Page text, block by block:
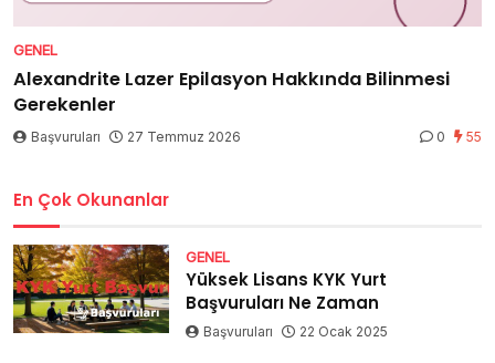
GENEL
Alexandrite Lazer Epilasyon Hakkında Bilinmesi
Gerekenler
Başvuruları 27 Temmuz 2026 0 55
En Çok Okunanlar
GENEL
Yüksek Lisans KYK Yurt
Başvuruları Ne Zaman
Başvuruları 22 Ocak 2025